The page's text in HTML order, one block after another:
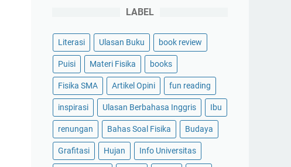
LABEL
Literasi Ulasan Buku book review
Puisi Materi Fisika books
Fisika SMA Artikel Opini fun reading
inspirasi Ulasan Berbahasa Inggris Ibu
renungan Bahas Soal Fisika Budaya
Grafitasi Hujan Info Universitas